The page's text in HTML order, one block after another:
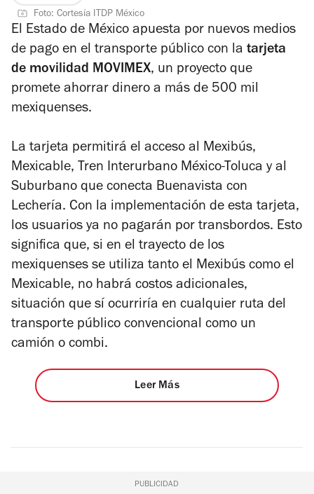
Foto: Cortesía ITDP México
El Estado de México apuesta por nuevos medios
de pago en el transporte público con la tarjeta
de movilidad MOVIMEX, un proyecto que
promete ahorrar dinero a más de 500 mil
mexiquenses.
La tarjeta permitirá el acceso al Mexibús,
Mexicable, Tren Interurbano México-Toluca y al
Suburbano que conecta Buenavista con
Lechería. Con la implementación de esta tarjeta,
los usuarios ya no pagarán por transbordos. Esto
significa que, si en el trayecto de los
mexiquenses se utiliza tanto el Mexibús como el
Mexicable, no habrá costos adicionales,
situación que sí ocurriría en cualquier ruta del
transporte público convencional como un
camión o combi.
Leer Más
PUBLICIDAD